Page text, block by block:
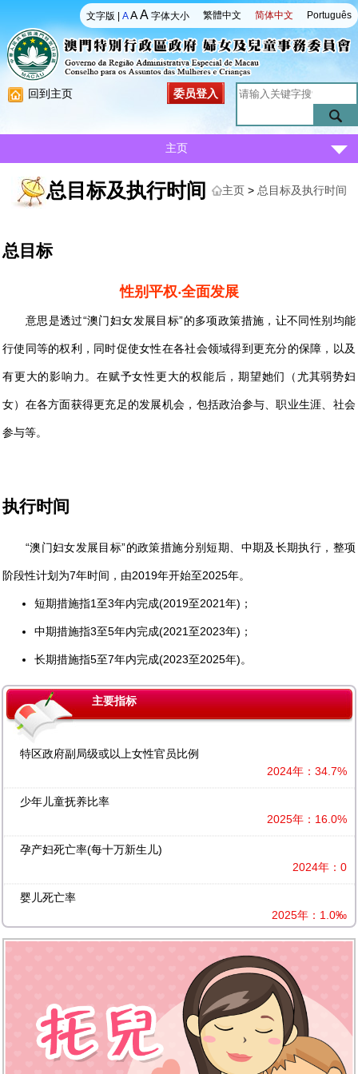
Português
简体中文
繁體中文
文字版 |A A A 字体大小
回到主页 委员登入
主页
总目标及执行时间 主页> 总目标及执行时间
总目标
性别平权‧全面发展
意思是透过“澳门妇女发展目标”的多项政策措施，让不同性别均能
行使同等的权利，同时促使女性在各社会领域得到更充分的保障，以及
有更大的影响力。在赋予女性更大的权能后，期望她们（尤其弱势妇
女）在各方面获得更充足的发展机会，包括政治参与、职业生涯、社会
参与等。
执行时间
“澳门妇女发展目标”的政策措施分别短期、中期及长期执行，整项
阶段性计划为7年时间，由2019年开始至2025年。
短期措施指1至3年内完成(2019至2021年)；
中期措施指3至5年内完成(2021至2023年)；
长期措施指5至7年内完成(2023至2025年)。
主要指标
特区政府副局级或以上女性官员比例
2024年：34.7%
少年儿童抚养比率
2025年：16.0%
孕产妇死亡率(每十万新生儿)
2024年：0
婴儿死亡率
2025年：1.0‰